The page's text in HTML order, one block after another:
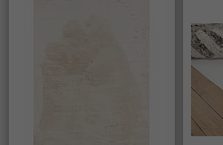
varmere fornemmelse i rummet.
Er rya-tæpper et godt valg til
Ja, rya-tæpper er designet til at
form over tid. Med enkel pleje føles
bidrager til et stilfuldt og indbydende